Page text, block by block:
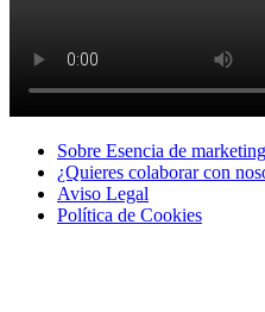
Sobre Esencia de marketing
¿Quieres colaborar con
Aviso Legal
Polí­tica de Cookies